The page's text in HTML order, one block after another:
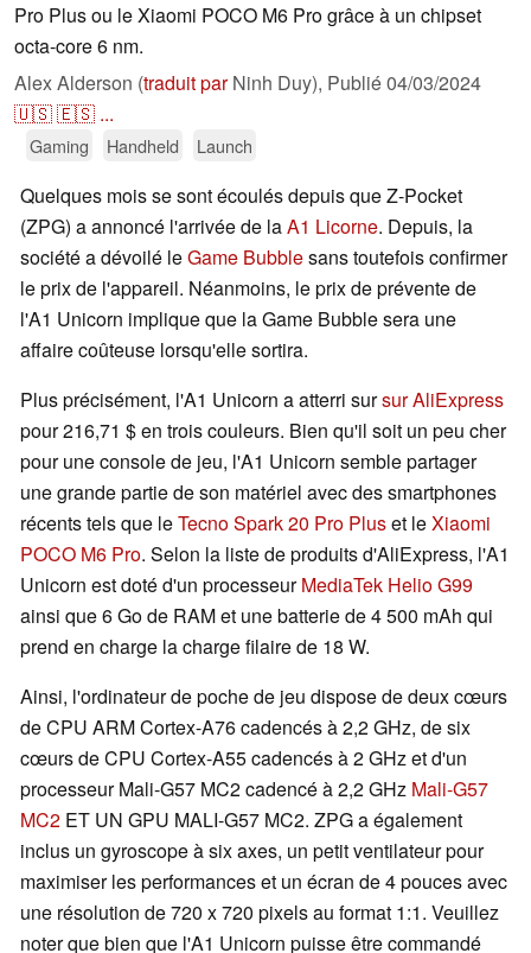
Pro Plus ou le Xiaomi POCO M6 Pro grâce à un chipset
octa-core 6 nm.
Alex Alderson (traduit parNinh Duy), Publié04/03/2024
🇺🇸🇪🇸 ...
Gaming Handheld Launch
Quelques mois se sont écoulés depuis que Z-Pocket
(ZPG) a annoncé l'arrivée de laA1 Licorne. Depuis, la
société a dévoilé leGame Bubblesans toutefois confirmer
le prix de l'appareil. Néanmoins, le prix de prévente de
l'A1 Unicorn implique que la Game Bubble sera une
affaire coûteuse lorsqu'elle sortira.
Plus précisément, l'A1 Unicorn a atterri sursur AliExpress
pour 216,71 $ en trois couleurs. Bien qu'il soit un peu cher
pour une console de jeu, l'A1 Unicorn semble partager
une grande partie de son matériel avec des smartphones
récents tels que leTecno Spark 20 Pro Pluset leXiaomi
POCO M6 Pro. Selon la liste de produits d'AliExpress, l'A1
Unicorn est doté d'un processeurMediaTek Helio G99
ainsi que 6 Go de RAM et une batterie de 4 500 mAh qui
prend en charge la charge filaire de 18 W.
Ainsi, l'ordinateur de poche de jeu dispose de deux cœurs
de CPU ARM Cortex-A76 cadencés à 2,2 GHz, de six
cœurs de CPU Cortex-A55 cadencés à 2 GHz et d'un
processeur Mali-G57 MC2 cadencé à 2,2 GHz Mali-G57
MC2 ET UN GPU MALI-G57 MC2. ZPG a également
inclus un gyroscope à six axes, un petit ventilateur pour
maximiser les performances et un écran de 4 pouces avec
une résolution de 720 x 720 pixels au format 1:1. Veuillez
noter que bien que l'A1 Unicorn puisse être commandé